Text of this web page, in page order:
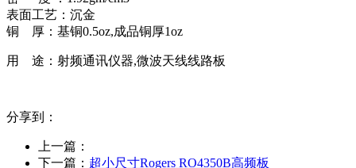
表面工艺：沉金
铜 厚：基铜0.5oz,成品铜厚1oz
用 途：射频通讯仪器,微波天线线路板
分享到：
上一篇：
下一篇： 超小尺寸Rogers RO4350B高频板